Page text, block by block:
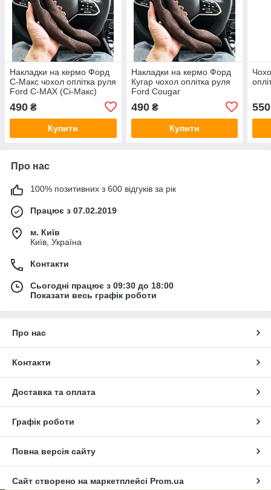
Накладки на кермо Форд
С-Макс чохол оплітка руля
Ford C-MAX (Сі-Макс)
490 ₴
Купити
Накладки на кермо Форд
Кугар чохол оплітка руля
Ford Cougar
490₴
Купити
550
Про нас
100% позитивних з 600 відгуків за рік
Працює з 07.02.2019
м. Київ
Київ, Україна
Контакти
Сьогодні працює з 09:30 до 18:00
Показати весь графік роботи
Про нас
Контакти
Доставка та оплата
Графік роботи
Повна версія сайту
Сайт створено на маркетплейсі Prom.ua